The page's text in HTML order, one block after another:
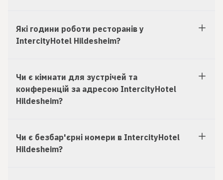
Які години роботи ресторанів у
IntercityHotel Hildesheim?
Чи є кімнати для зустрічей та
конференцій за адресою IntercityHotel
Hildesheim?
Чи є безбар'єрні номери в IntercityHotel
Hildesheim?